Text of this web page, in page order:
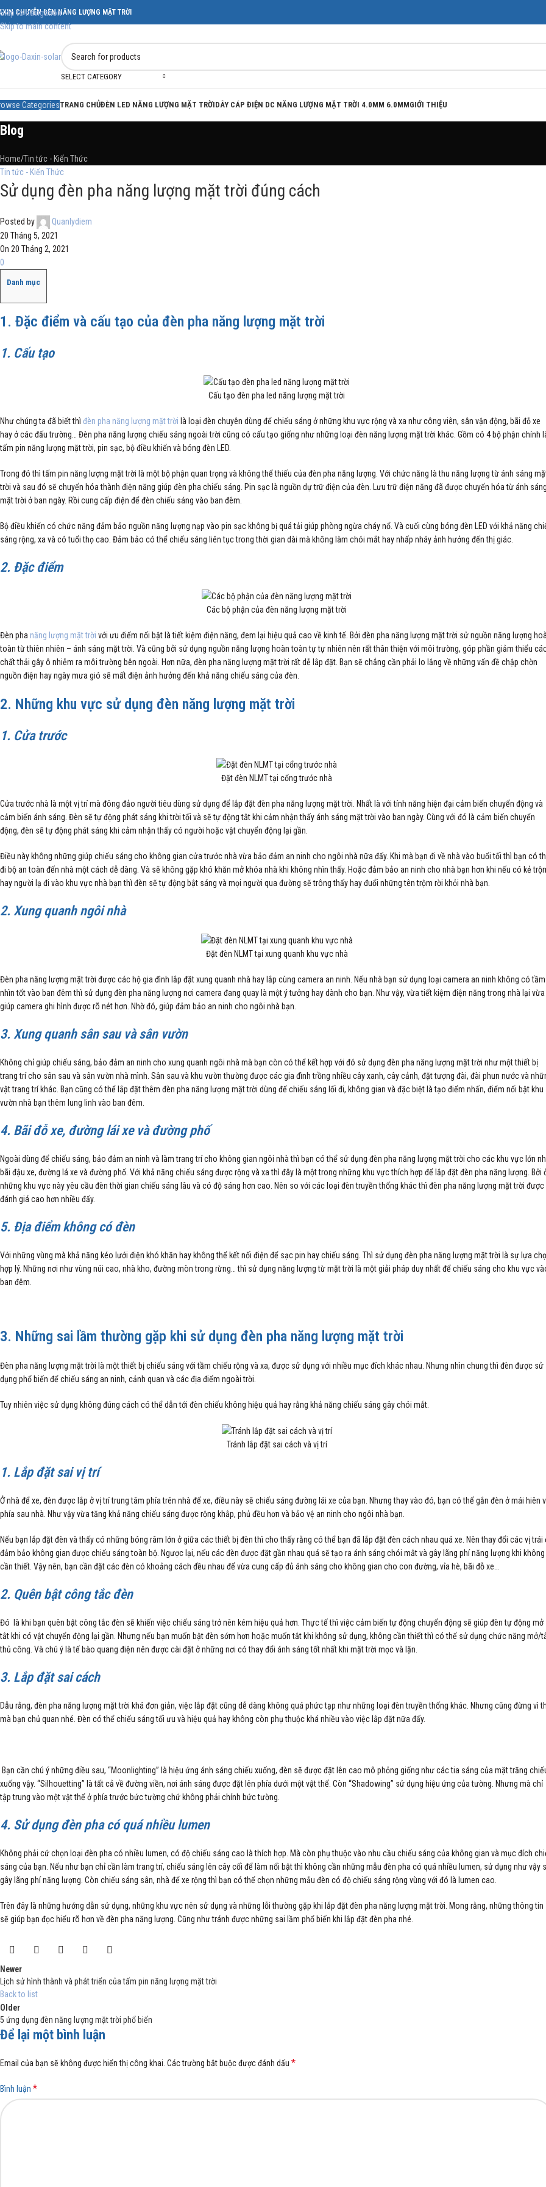
Skip to navigation
Skip to main content
CHUYÊN ĐÈN NĂNG LƯỢNG MẶT TRỜI
SELECT CATEGORY
CategoriesTRANG CHỦĐÈN LED NĂNG LƯỢNG MẶT TRỜIDÂY CÁP ĐIỆN DC NĂNG LƯỢNG MẶT TRỜI 4.0MM 6.0MMGIỚI THIỆU
Blog
Home Tin tức - Kiến Thức
Tin tức - Kiến Thức
Sử dụng đèn pha năng lượng mặt trời đúng cách
Posted by
Quanlydiem
20 Tháng 5, 2021
On 20 Tháng 2, 2021
0
Danh mục
1. Đặc điểm và cấu tạo của đèn pha năng lượng mặt trời
1. Cấu tạo
Cấu tạo đèn pha led năng lượng mặt trời
Như chúng ta đã biết thì đèn pha năng lượng mặt trời là loại đèn chuyên dùng để chiếu sáng ở những khu vực rộng và xa như công viên, sân vận động, bãi đỗ xe
hay ở các đấu trường… Đèn pha năng lượng chiếu sáng ngoài trời cũng có cấu tạo giống như những loại đèn năng lượng mặt trời khác. Gồm có 4 bộ phận chính
tấm pin năng lượng mặt trời, pin sạc, bộ điều khiển và bóng đèn LED.
Trong đó thì tấm pin năng lượng mặt trời là một bộ phận quan trọng và không thể thiếu của đèn pha năng lượng. Với chức năng là thu năng lượng từ ánh sáng
trời và sau đó sẽ chuyển hóa thành điện năng giúp đèn pha chiếu sáng. Pin sạc là nguồn dự trữ điện của đèn. Lưu trữ điện năng đã được chuyển hóa từ ánh sáng
mặt trời ở ban ngày. Rồi cung cấp điện để đèn chiếu sáng vào ban đêm.
Bộ điều khiển có chức năng đảm bảo nguồn năng lượng nạp vào pin sạc không bị quá tải giúp phòng ngừa cháy nổ. Và cuối cùng bóng đèn LED với khả năng
sáng rộng, xa và có tuổi thọ cao. Đảm bảo có thể chiếu sáng liên tục trong thời gian dài mà không làm chói mắt hay nhấp nháy ảnh hưởng đến thị giác.
2. Đặc điểm
Các bộ phận của đèn năng lượng mặt trời
Đèn pha năng lượng mặt trời với ưu điểm nổi bật là tiết kiệm điện năng, đem lại hiệu quả cao về kinh tế. Bởi đèn pha năng lượng mặt trời sử nguồn năng lượng
toàn từ thiên nhiên – ánh sáng mặt trời. Và cũng bởi sử dụng nguồn năng lượng hoàn toàn tự tự nhiên nên rất thân thiện với môi trường, góp phần giảm thiểu
chất thải gây ô nhiễm ra môi trường bên ngoài. Hơn nữa, đèn pha năng lượng mặt trời rất dễ lắp đặt. Bạn sẽ chẳng cần phải lo lắng về những vấn đề chập chờn
nguồn điện hay ngày mưa gió sẽ mất điện ảnh hưởng đến khả năng chiếu sáng của đèn.
2. Những khu vực sử dụng đèn năng lượng mặt trời
1. Cửa trước
Đặt đèn NLMT tại cổng trước nhà
Cửa trước nhà là một vị trí mà đông đảo người tiêu dùng sử dụng để lắp đặt đèn pha năng lượng mặt trời. Nhất là với tính năng hiện đại cảm biến chuyển động và
cảm biến ánh sáng. Đèn sẽ tự động phát sáng khi trời tối và sẽ tự động tắt khi cảm nhận thấy ánh sáng mặt trời vào ban ngày. Cùng với đó là cảm biến chuyển
động, đèn sẽ tự động phát sáng khi cảm nhận thấy có người hoặc vật chuyển động lại gần.
Điều này không những giúp chiếu sáng cho không gian cửa trước nhà vừa bảo đảm an ninh cho ngôi nhà nữa đấy. Khi mà bạn đi về nhà vào buổi tối thì bạn có
đi bộ an toàn đến nhà một cách dễ dàng. Và sẽ không gặp khó khăn mở khóa nhà khi không nhìn thấy. Hoặc đảm bảo an ninh cho nhà bạn hơn khi nếu có kẻ
hay người lạ đi vào khu vực nhà bạn thì đèn sẽ tự động bật sáng và mọi người qua đường sẽ trông thấy hay đuổi những tên trộm rời khỏi nhà bạn.
2. Xung quanh ngôi nhà
Đặt đèn NLMT tại xung quanh khu vực nhà
Đèn pha năng lượng mặt trời được các hộ gia đình lắp đặt xung quanh nhà hay lắp cùng camera an ninh. Nếu nhà bạn sử dụng loại camera an ninh không có tầm
nhìn tốt vào ban đêm thì sử dụng đèn pha năng lượng nơi camera đang quay là một ý tưởng hay dành cho bạn. Như vậy, vừa tiết kiệm điện năng trong nhà lại vừa
giúp camera ghi hình được rõ nét hơn. Nhờ đó, giúp đảm bảo an ninh cho ngôi nhà bạn.
3. Xung quanh sân sau và sân vườn
Không chỉ giúp chiếu sáng, bảo đảm an ninh cho xung quanh ngôi nhà mà bạn còn có thể kết hợp với đó sử dụng đèn pha năng lượng mặt trời như một thiết bị
trang trí cho sân sau và sân vườn nhà mình. Sân sau và khu vườn thường được các gia đình trồng nhiều cây xanh, cây cảnh, đặt tượng đài, đài phun nước và
vật trang trí khác. Bạn cũng có thể lắp đặt thêm đèn pha năng lượng mặt trời dùng để chiếu sáng lối đi, không gian và đặc biệt là tạo điểm nhấn, điểm nổi bật khu
vườn nhà bạn thêm lung linh vào ban đêm.
4. Bãi đỗ xe, đường lái xe và đường phố
Ngoài dùng để chiếu sáng, bảo đảm an ninh và làm trang trí cho không gian ngôi nhà thì bạn có thể sử dụng đèn pha năng lượng mặt trời cho các khu vực lớn
bãi đậu xe, đường lá xe và đường phố. Với khả năng chiếu sáng được rộng và xa thì đây là một trong những khu vực thích hợp để lắp đặt đèn pha năng lượng. Bởi
những khu vực này yêu cầu đèn thời gian chiếu sáng lâu và có độ sáng hơn cao. Nên so với các loại đèn truyền thống khác thì đèn pha năng lượng mặt trời được
đánh giá cao hơn nhiều đấy.
5. Địa điểm không có đèn
Với những vùng mà khả năng kéo lưới điện khó khăn hay không thể kết nối điện để sạc pin hay chiếu sáng. Thì sử dụng đèn pha năng lượng mặt trời là sự lựa
hợp lý. Những nơi như vùng núi cao, nhà kho, đường mòn trong rừng… thì sử dụng năng lượng từ mặt trời là một giải pháp duy nhất để chiếu sáng cho khu vực
ban đêm.
3. Những sai lầm thường gặp khi sử dụng đèn pha năng lượng mặt trời
Đèn pha năng lượng mặt trời là một thiết bị chiếu sáng với tầm chiếu rộng và xa, được sử dụng với nhiều mục đích khác nhau. Nhưng nhìn chung thì đèn được sử
dụng phổ biến để chiếu sáng an ninh, cảnh quan và các địa điểm ngoài trời.
Tuy nhiên việc sử dụng không đúng cách có thể dẫn tới đèn chiếu không hiệu quả hay rằng khả năng chiếu sáng gây chói mắt.
Tránh lắp đặt sai cách và vị trí
1. Lắp đặt sai vị trí
Ở nhà để xe, đèn được lắp ở vị trí trung tâm phía trên nhà để xe, điều này sẽ chiếu sáng đường lái xe của bạn. Nhưng thay vào đó, bạn có thể gắn đèn ở mái hiên
phía sau nhà. Như vậy vừa tăng khả năng chiếu sáng được rộng khắp, phủ đều hơn và bảo vệ an ninh cho ngôi nhà bạn.
Nếu bạn lắp đặt đèn và thấy có những bóng râm lớn ở giữa các thiết bị đèn thì cho thấy rằng có thể bạn đã lắp đặt đèn cách nhau quá xe. Nên thay đổi các vị trái
đảm bảo không gian được chiếu sáng toàn bộ. Ngược lại, nếu các đèn được đặt gần nhau quá sẽ tạo ra ánh sáng chói mắt và gây lãng phí năng lượng khi không
cần thiết. Vậy nên, bạn cần đặt các đèn có khoảng cách đều nhau để vừa cung cấp đủ ánh sáng cho không gian cho con đường, vỉa hè, bãi đỗ xe…
2. Quên bật công tắc đèn
Đó là khi bạn quên bật công tắc đèn sẽ khiến việc chiếu sáng trở nên kém hiệu quả hơn. Thực tế thì việc cảm biến tự động chuyển động sẽ giúp đèn tự động mở
tắt khi có vật chuyển động lại gần. Nhưng nếu bạn muốn bật đèn sớm hơn hoặc muốn tắt khi không sử dụng, không cần thiết thì có thể sử dụng chức năng mở/
thủ công. Và chú ý là tế bào quang điện nên được cài đặt ở những nơi có thay đổi ánh sáng tốt nhất khi mặt trời mọc và lặn.
3. Lắp đặt sai cách
Dẫu rằng, đèn pha năng lượng mặt trời khá đơn giản, việc lắp đặt cũng dễ dàng không quá phức tạp như những loại đèn truyền thống khác. Nhưng cũng đừng vì
mà bạn chủ quan nhé. Đèn có thể chiếu sáng tối ưu và hiệu quả hay không còn phụ thuộc khá nhiều vào việc lắp đặt nữa đấy.
Bạn cần chú ý những điều sau, “Moonlighting” là hiệu ứng ánh sáng chiếu xuống, đèn sẽ được đặt lên cao mô phỏng giống như các tia sáng của mặt trăng
xuống vậy. “Silhouetting” là tất cả về đường viền, nơi ánh sáng được đặt lên phía dưới một vật thể. Còn “Shadowing” sử dụng hiệu ứng của tường. Nhưng mà chỉ
tập trung vào một vật thể ở phía trước bức tường chứ không phải chính bức tường.
4. Sử dụng đèn pha có quá nhiều lumen
Không phải cứ chọn loại đèn pha có nhiều lumen, có độ chiếu sáng cao là thích hợp. Mà còn phụ thuộc vào nhu cầu chiếu sáng của không gian và mục đích
sáng của bạn. Nếu như bạn chỉ cần làm trang trí, chiếu sáng lên cây cối để làm nổi bật thì không cần những mẫu đèn pha có quá nhiều lumen, sử dụng như vậy
gây lãng phí năng lượng. Còn chiếu sáng sân, nhà để xe rộng thì bạn có thể chọn những mẫu đèn có độ chiếu sáng rộng vùng với đó là lumen cao.
Trên đây là những hướng dẫn sử dụng, những khu vực nên sử dụng và những lỗi thường gặp khi lắp đặt đèn pha năng lượng mặt trời. Mong rằng, những thông tin
sẽ giúp bạn đọc hiểu rõ hơn về đèn pha năng lượng. Cũng như tránh được những sai lầm phổ biến khi lắp đặt đèn pha nhé.
Newer
Lịch sử hình thành và phát triển của tấm pin năng lượng mặt trời
Back to list
Older
5 ứng dụng đèn năng lượng mặt trời phổ biến
Để lại một bình luận
Email của bạn sẽ không được hiển thị công khai. Các trường bắt buộc được đánh dấu *
Bình luận *